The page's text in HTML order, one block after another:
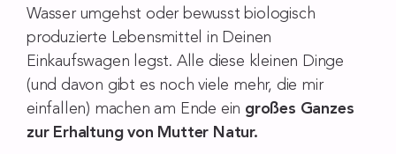
Wasser umgehst oder bewusst biologisch
produzierte Lebensmittel in Deinen
Einkaufswagen legst. Alle diese kleinen Dinge
(und davon gibt es noch viele mehr, die mir
einfallen) machen am Ende ein großes Ganzes
zur Erhaltung von Mutter Natur.